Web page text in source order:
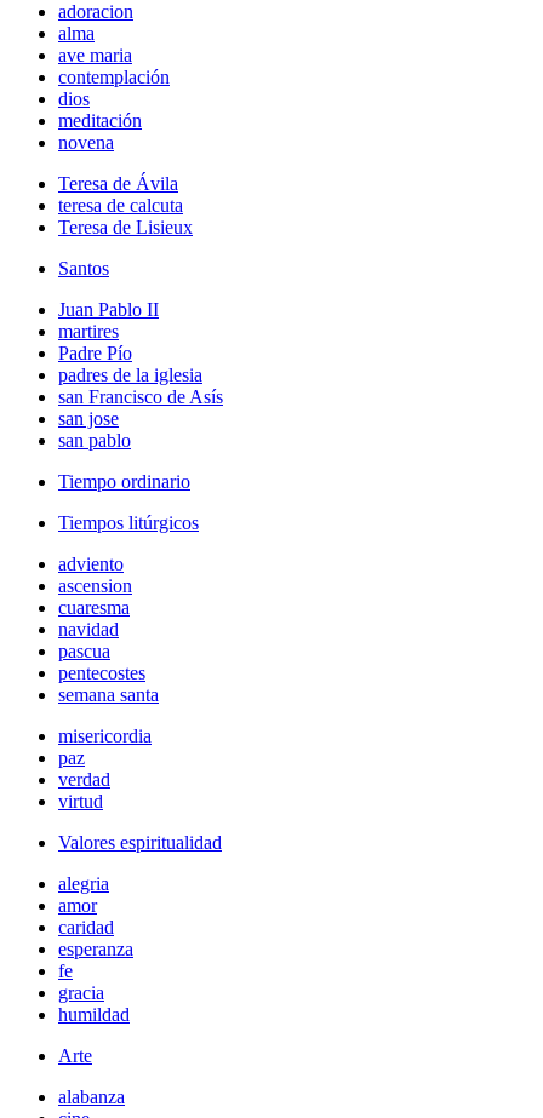
adoracion
alma
ave maria
contemplación
dios
meditación
novena
Teresa de Ávila
teresa de calcuta
Teresa de Lisieux
Santos
Juan Pablo II
martires
Padre Pío
padres de la iglesia
san Francisco de Asís
san jose
san pablo
Tiempo ordinario
Tiempos litúrgicos
adviento
ascension
cuaresma
navidad
pascua
pentecostes
semana santa
misericordia
paz
verdad
virtud
Valores espiritualidad
alegria
amor
caridad
esperanza
fe
gracia
humildad
Arte
alabanza